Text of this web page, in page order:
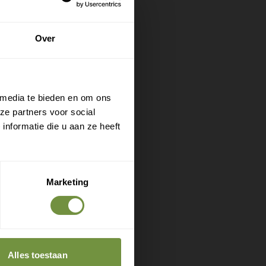
Over
te bieden en om ons
partners voor social
die u aan ze heeft
Marketing
Alles toestaan
rusten